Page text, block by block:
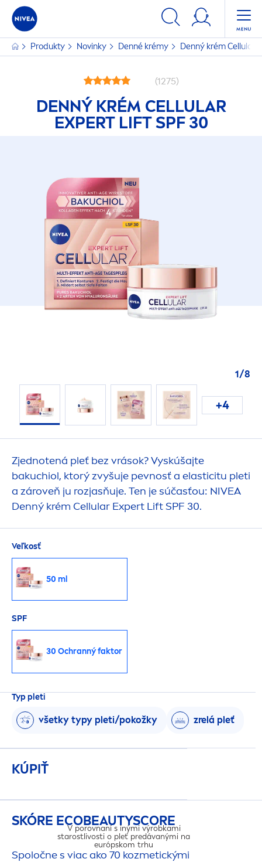
Produkty Novinky Denné krémy Denný krémCellular
(1275)
DENNÝ KRÉM CELLULAR
EXPERT LIFT SPF 30
1/8
+4
Zjednotená pleť bez vrások? Vyskúšajte
bakuchiol, ktorý zvyšuje pevnosť a elasticitu pleti
a zároveň ju rozjasňuje. Ten je súčasťou: NIVEA
Denný krém Cellular Expert Lift SPF 30.
Veľkosť
50 ml
SPF
30 Ochranný faktor
Typ pleti
všetky typy pleti/pokožky zrelá pleť
KÚPIŤ
SKÓRE ECOBEAUTYSCORE
V porovnaní s inými výrobkami
starostlivosti o pleť predávanými na
európskom trhu
Spoločne s viac ako 70 kozmetickými